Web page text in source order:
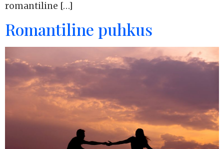
romantiline […]
Romantiline puhkus